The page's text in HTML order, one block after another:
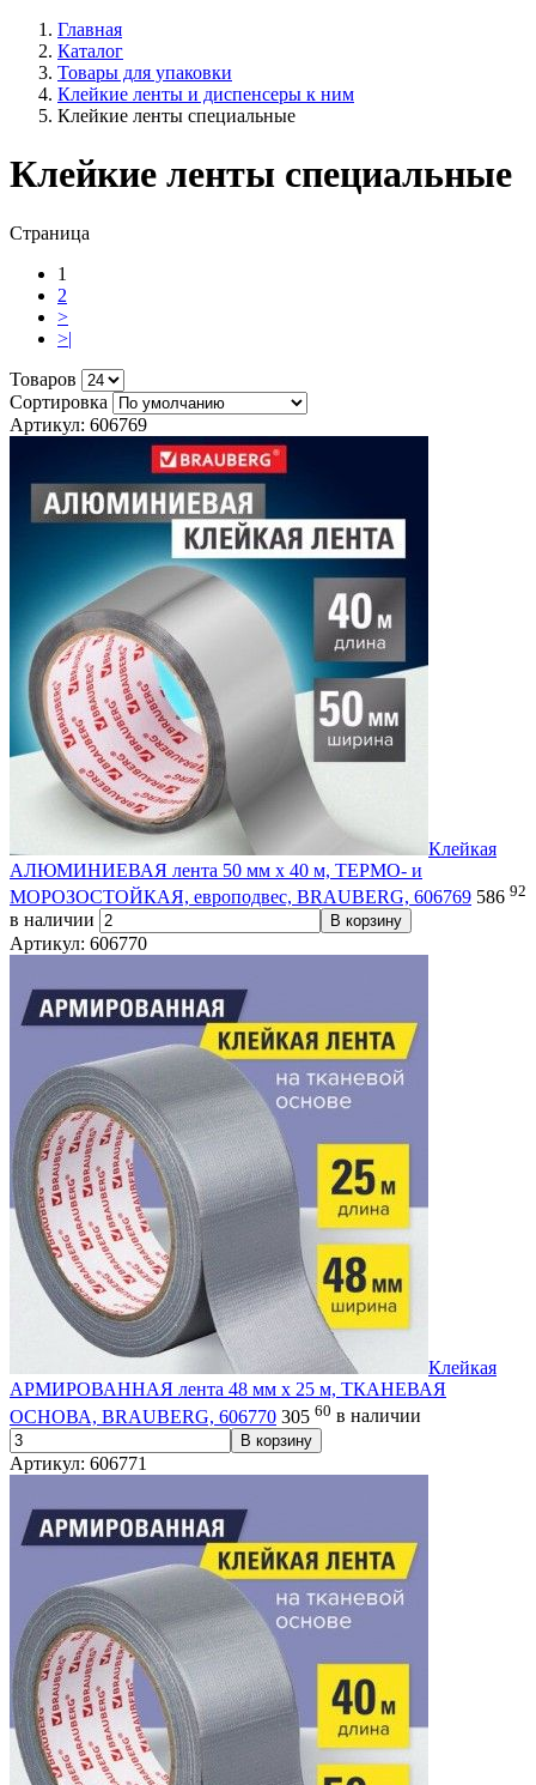
Главная
Каталог
Товары для упаковки
Клейкие ленты и диспенсеры к ним
Клейкие ленты специальные
Клейкие ленты специальные
Страница
1
2
>
>|
Товаров
Сортировка
Артикул: 606769
Клейкая
АЛЮМИНИЕВАЯ лента 50 мм х 40 м, ТЕРМО- и
МОРОЗОСТОЙКАЯ, европодвес, BRAUBERG, 606769 586 92
в наличии В корзину
Артикул: 606770
Клейкая
АРМИРОВАННАЯ лента 48 мм х 25 м, ТКАНЕВАЯ
ОСНОВА, BRAUBERG, 606770 305 60 в наличии
В корзину
Артикул: 606771